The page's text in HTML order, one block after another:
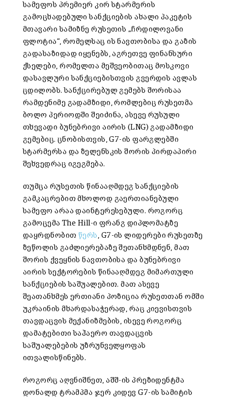
სამეფოს პრემიერ კირ სტარმერის
გამოცხადებული სანქციების ახალი პაკეტის
მთავარი სამიზნე რუსეთის „ჩრდილოვანი
ფლოტია“, რომელსაც ის ნავთობისა და გაზის
გადასაზიდად იყენებს, აგრეთვე ფინანსური
ქსელები, რომელთა მეშვეობითაც მოსკოვი
დასავლური სანქციებისთვის გვერდის ავლას
ცდილობს. სანქცირებულ გემებს შორისაა
რამდენიმე გადამზიდი, რომლებიც რუსეთმა
ბოლო პერიოდში შეიძინა, ასევე რუსული
თხევადი ბუნებრივი აირის (LNG) გადამზიდი
გემებიც. ცნობისთვის, G7-ის ფარგლებში
სტარმერსა და ზელენსკის შორის პირდაპირი
შეხვედრაც იგეგმება.
თუმცა რუსეთის წინააღმდეგ სანქციების
გამკაცრებით მხოლოდ გაერთიანებული
სამეფო არაა დაინტერესებული. როგორც
გამოცემა The Hill-ი ფრანგ დიპლომატზე
დაყრდნობით წერს , G7-ის ლიდერები რუსეთზე
ზეწოლის გაძლიერებაზე შეთანხმდნენ, მათ
შორის ქვეყნის ნავთობისა და ბუნებრივი
აირის სექტორების წინააღმდეგ მიმართული
სანქციების საშუალებით. მათ ასევე
შეათანხმეს ერთიანი პოზიცია რუსეთთან ომში
უკრაინის მხარდასაჭერად, რაც კიევისთვის
თავდაცვის მექანიზმების, ისევე როგორც
დამატებითი საჰაერო თავდაცვის
საშუალებების უზრუნველყოფას
ითვალისწინებს.
როგორც აღვნიშნეთ, აშშ-ის პრეზიდენტმა
დონალდ ტრამპმა ჯერ კიდევ G7-ის სამიტის